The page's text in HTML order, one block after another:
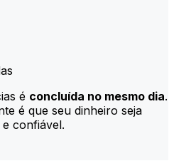
é concluída no mesmo dia.
é que seu dinheiro seja
confiável.